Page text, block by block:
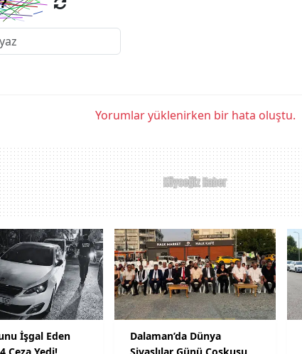
Yorumlar yüklenirken bir hata oluştu.
İşgal Eden
Dalaman’da Dünya